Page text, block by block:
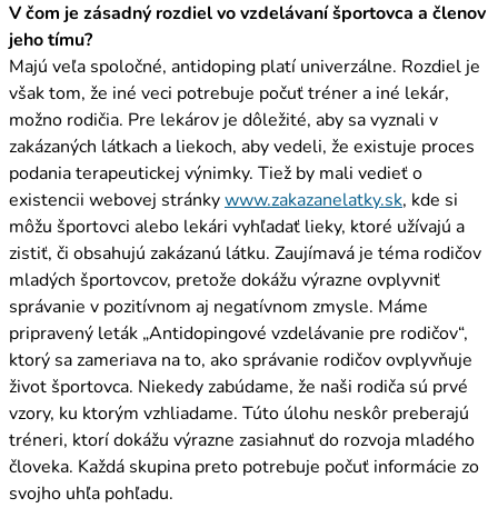
V čom je zásadný rozdiel vo vzdelávaní športovca a členov
jeho tímu?
Majú veľa spoločné, antidoping platí univerzálne. Rozdiel je
však tom, že iné veci potrebuje počuť tréner a iné lekár,
možno rodičia. Pre lekárov je dôležité, aby sa vyznali v
zakázaných látkach a liekoch, aby vedeli, že existuje proces
podania terapeutickej výnimky. Tiež by mali vedieť o
existencii webovej stránkywww.zakazanelatky.sk, kde si
môžu športovci alebo lekári vyhľadať lieky, ktoré užívajú a
zistiť, či obsahujú zakázanú látku. Zaujímavá je téma rodičov
mladých športovcov, pretože dokážu výrazne ovplyvniť
správanie v pozitívnom aj negatívnom zmysle. Máme
pripravený leták „Antidopingové vzdelávanie pre rodičov“,
ktorý sa zameriava na to, ako správanie rodičov ovplyvňuje
život športovca. Niekedy zabúdame, že naši rodiča sú prvé
vzory, ku ktorým vzhliadame. Túto úlohu neskôr preberajú
tréneri, ktorí dokážu výrazne zasiahnuť do rozvoja mladého
človeka. Každá skupina preto potrebuje počuť informácie zo
svojho uhľa pohľadu.